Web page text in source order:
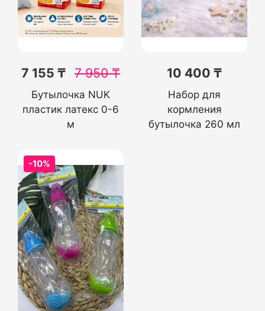
7 155 ₸ 7 950₸
Бутылочка NUK
пластик латекс 0-6
м
10 400 ₸
Набор для
кормления
бутылочка 260 мл
-10%